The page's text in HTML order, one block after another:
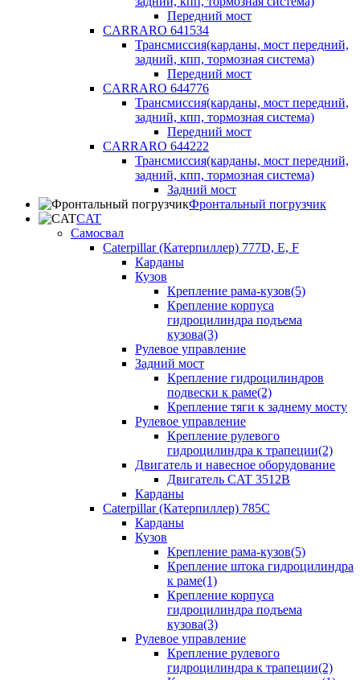
Передний мост
CARRARO 641534
Трансмиссия(карданы, мост передний,
задний, кпп, тормозная система)
Передний мост
CARRARO 644776
Трансмиссия(карданы, мост передний,
задний, кпп, тормозная система)
Передний мост
CARRARO 644222
Трансмиссия(карданы, мост передний,
задний, кпп, тормозная система)
Задний мост
Фронтальный погрузчик
CAT
Самосвал
Caterpillar (Катерпиллер) 777D, E, F
Карданы
Кузов
Крепление рама-кузов(5)
Крепление корпуса
гидроцилиндра подъема
кузова(3)
Рулевое управление
Задний мост
Крепление гидроцилиндров
подвески к раме(2)
Крепление тяги к заднему мосту
Рулевое управление
Крепление рулевого
гидроцилиндра к трапеции(2)
Двигатель и навесное оборудование
Двигатель CAT 3512B
Карданы
Caterpillar (Катерпиллер) 785C
Карданы
Кузов
Крепление рама-кузов(5)
Крепление штока гидроцилиндра
к раме(1)
Крепление корпуса
гидроцилиндра подъема
кузова(3)
Рулевое управление
Крепление рулевого
гидроцилиндра к трапеции(2)